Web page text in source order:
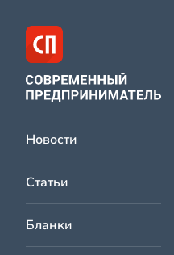
Новости
Статьи
Бланки